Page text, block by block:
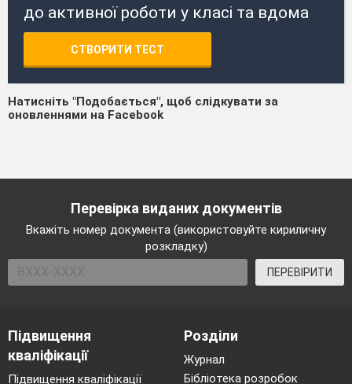
до активної роботи у класі та вдома
СТВОРИТИ ТЕСТ
Натисніть "Подобається", щоб слідкувати за
оновленнями на Facebook
Перевірка виданих документів
Вкажіть номер документа (використовуйте кириличну
розкладку)
ПЕРЕВІРИТИ
Підвищення
кваліфікації
Підвищення кваліфікації
Розділи
Журнал
Бібліотека розробок